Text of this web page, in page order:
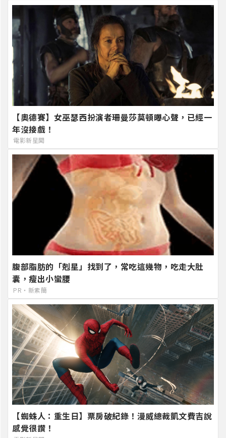
【奧德賽】女巫瑟西扮演者珊曼莎莫頓曝心聲，已經一
年沒接戲！
電影新星聞
腹部脂肪的「剋星」找到了，常吃這幾物，吃走大肚
囊，瘦出小蠻腰
PR・新素簡
【蜘蛛人：重生日】票房破紀錄！漫威總裁凱文費吉說
感覺很讚！